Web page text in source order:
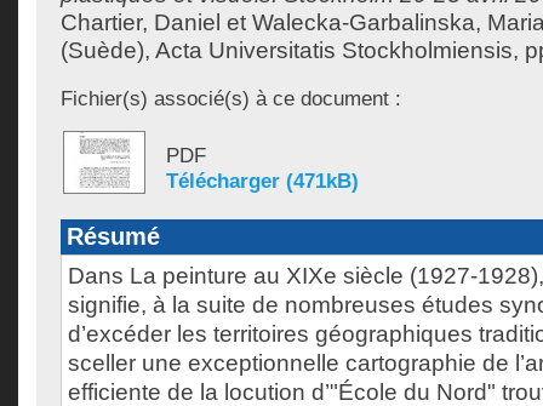
Chartier, Daniel et Walecka-Garbalinska,
(Suède), Acta Universitatis Stockholmiensis,
Fichier(s) associé(s) à ce document :
PDF
Télécharger (471kB)
Résumé
Dans La peinture au XIXe siècle (1927-
signifie, à la suite de nombreuses études
d’excéder les territoires géographiques
sceller une exceptionnelle cartographie de
efficiente de la locution d’"École du Nord"